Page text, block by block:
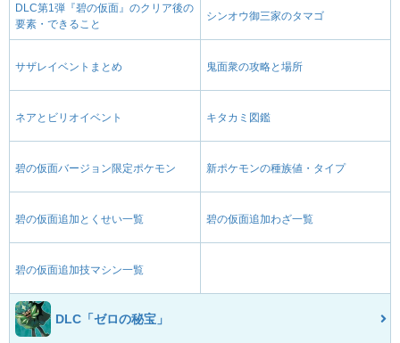
DLC第1弾『碧の仮面』のクリア後の
要素・できること
シンオウ御三家のタマゴ
サザレイベントまとめ 鬼面衆の攻略と場所
ネアとビリオイベント キタカミ図鑑
碧の仮面バージョン限定ポケモン 新ポケモンの種族値・タイプ
碧の仮面追加とくせい一覧 碧の仮面追加わざ一覧
碧の仮面追加技マシン一覧
DLC「ゼロの秘宝」